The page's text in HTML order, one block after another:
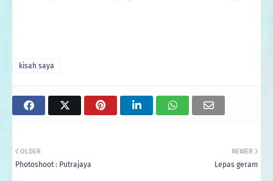
kisah saya
NEWER
Lepas geram
OLDER
Photoshoot : Putrajaya